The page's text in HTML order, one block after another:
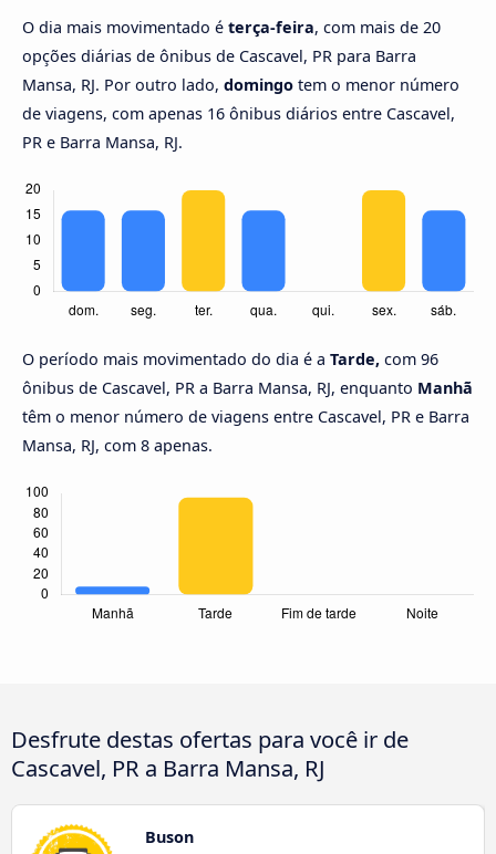
O dia mais movimentado é terça-feira, com mais de 20
opções diárias de ônibus de Cascavel, PR para Barra
Mansa, RJ. Por outro lado, domingo tem o menor número
de viagens, com apenas 16 ônibus diários entre Cascavel,
PR e Barra Mansa, RJ.
O período mais movimentado do dia é a Tarde, com 96
ônibus de Cascavel, PR a Barra Mansa, RJ, enquanto Manhã
têm o menor número de viagens entre Cascavel, PR e Barra
Mansa, RJ, com 8 apenas.
Desfrute destas ofertas para você ir de
Cascavel, PR a Barra Mansa, RJ
Buson